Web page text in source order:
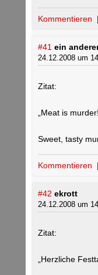
Kommentieren |
#41 ein
24.12.2008 um
Zitat:
„Meat is
Sweet, tasty
Kommentieren |
#42 ekrott
24.12.2008 um
Zitat:
„Herzliche